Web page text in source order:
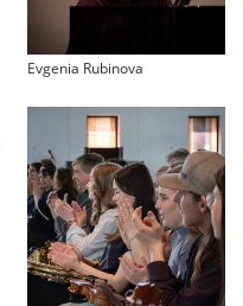
Evgenia Rubinova